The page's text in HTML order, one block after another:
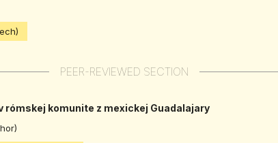
PEER-REVIEWED SECTION
rómskej komunite z mexickej Guadalajary